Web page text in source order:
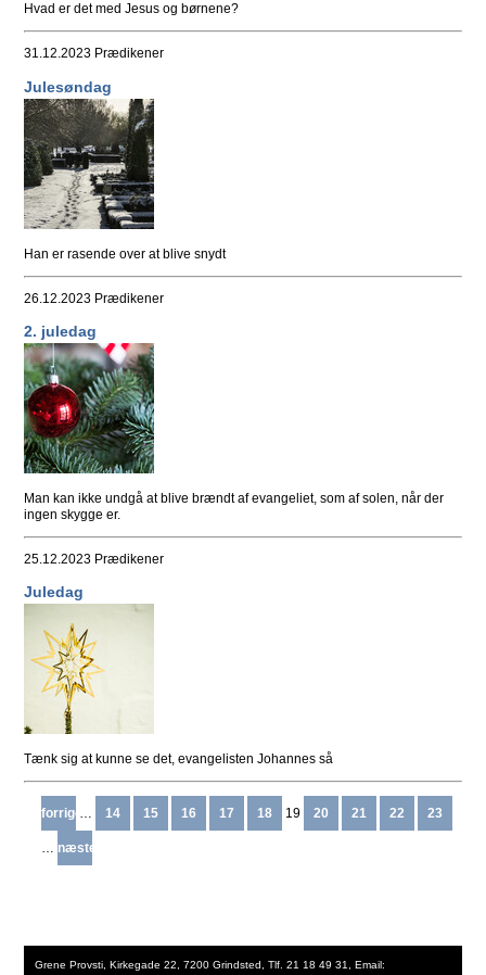
Hvad er det med Jesus og børnene?
31.12.2023 Prædikener
Julesøndag
Han er rasende over at blive snydt
26.12.2023 Prædikener
2. juledag
Man kan ikke undgå at blive brændt af evangeliet, som af solen, når der
ingen skygge er.
25.12.2023 Prædikener
Juledag
Tænk sig at kunne se det, evangelisten Johannes så
forrige 14 15 16 17 18 19 20 21 22 23
næste
Grene Provsti, Kirkegade 22, 7200 Grindsted, Tlf. 21 18 49 31, Email: